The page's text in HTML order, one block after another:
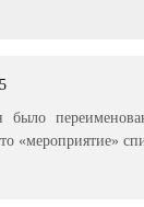
было
«мероприятие»